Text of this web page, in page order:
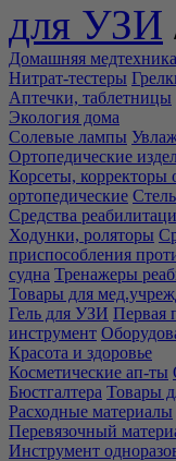
для УЗИ
Домашняя медтехника
Нитрат-тестеры
Аптечки, таблетницы
Экология дома
Солевые лампы
Ортопедические
Корсеты, корректоры
ортопедические
Средства
Ходунки, роляторы
приспособления
судна Тренажеры
Товары для
Гель для УЗИ Первая
инструмент
Красота и здоровье
Косметические ап-ты
Бюстгалтера Товары
Расходные материалы
Перевязочный
Инструмент